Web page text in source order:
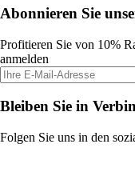
Abonnieren Sie
Profitieren Sie von 10%
anmelden
Bleiben Sie in
Folgen Sie uns in den